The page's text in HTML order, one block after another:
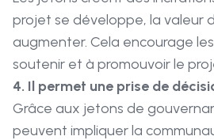
projet se développe, la valeur
augmenter. Cela encourage
soutenir et à promouvoir le
4. Il permet une prise de
Grâce aux jetons de
peuvent impliquer la